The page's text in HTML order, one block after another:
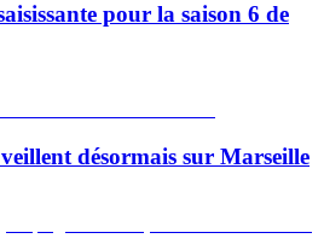
pour la saison 6 de
désormais sur Marseille